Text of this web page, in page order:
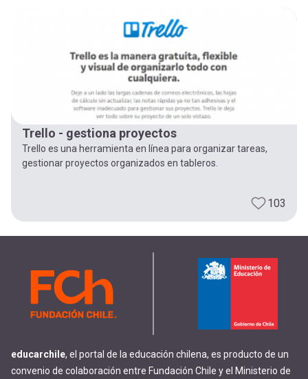
Trello - gestiona proyectos
Trello es una herramienta en línea para organizar tareas,
gestionar proyectos organizados en tableros.
103
educarchile, el portal de la educación chilena, es producto de un
convenio de colaboración entre Fundación Chile y el Ministerio de